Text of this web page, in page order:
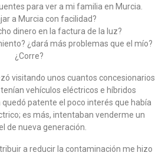
para ver a mi familia en Murcia.
a Murcia con facilidad?
dinero en la factura de la luz?
¿dará más problemas que el mío?
¿Corre?
visitando unos cuantos concesionarios
vehículos eléctricos e híbridos
patente el poco interés que había
es más, intentaban venderme un
de nueva generación.
a reducir la contaminación me hizo